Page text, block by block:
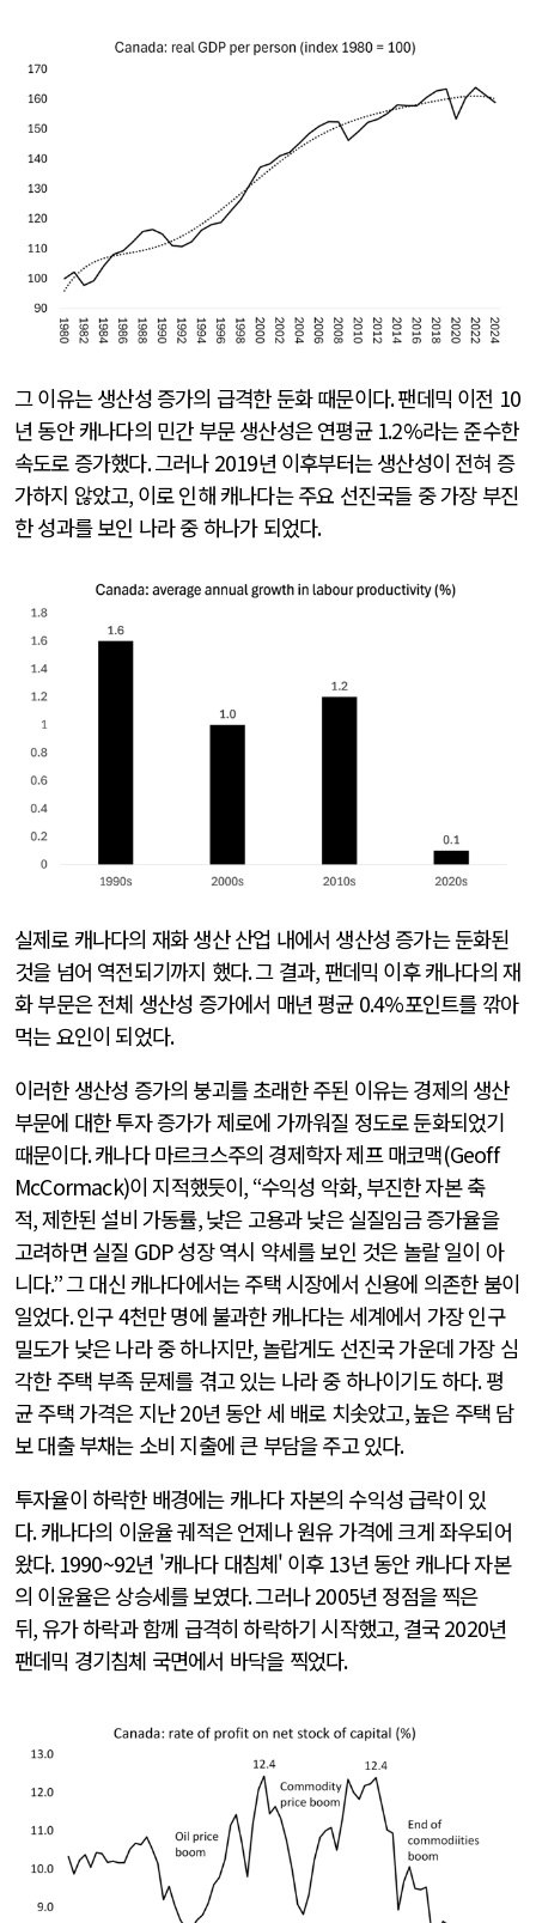
그 이유는 생산성 증가의 급격한 둔화 때문이다.팬데믹 이전 10
년 동안 캐나다의 민간 부문 생산성은 연평균 1.2%라는 준수한
속도로 증가했다.그러나 2019년 이후부터는 생산성이 전혀 증
가하지 않았고, 이로 인해 캐나다는 주요 선진국들 중 가장 부진
한 성과를 보인 나라 중 하나가 되었다.
실제로 캐나다의 재화 생산 산업 내에서 생산성 증가는 둔화된
것을 넘어 역전되기까지 했다.그 결과, 팬데믹 이후 캐나다의 재
화 부문은 전체 생산성 증가에서 매년 평균 0.4%포인트를 깎아
먹는 요인이 되었다.
이러한 생산성 증가의 붕괴를 초래한 주된 이유는 경제의 생산
부문에 대한 투자 증가가 제로에 가까워질 정도로 둔화되었기
때문이다.캐나다 마르크스주의 경제학자 제프 매코맥(Geoff
McCormack)이 지적했듯이, “수익성 악화, 부진한 자본 축
적,제한된 설비 가동률,낮은 고용과 낮은 실질임금 증가율을
고려하면 실질 GDP성장 역시 약세를 보인 것은 놀랄 일이 아
니다.”그 대신 캐나다에서는 주택 시장에서 신용에 의존한 붐이
일었다.인구4천만 명에 불과한 캐나다는 세계에서 가장 인구
밀도가 낮은 나라 중 하나지만, 놀랍게도 선진국 가운데 가장 심
각한 주택 부족 문제를 겪고 있는 나라 중 하나이기도 하다.평
균 주택 가격은 지난20년 동안 세 배로 치솟았고,높은 주택 담
보 대출 부채는 소비 지출에 큰 부담을 주고 있다.
투자율이 하락한 배경에는 캐나다 자본의 수익성 급락이 있
다.캐나다의 이윤율 궤적은 언제나 원유 가격에 크게 좌우되어
왔다. 1990~92년 '캐나다 대침체' 이후 13년 동안 캐나다 자본
의 이윤율은 상승세를 보였다.그러나2005년 정점을 찍은
뒤,유가 하락과 함께 급격히 하락하기 시작했고, 결국2020년
팬데믹 경기침체 국면에서 바닥을 찍었다.